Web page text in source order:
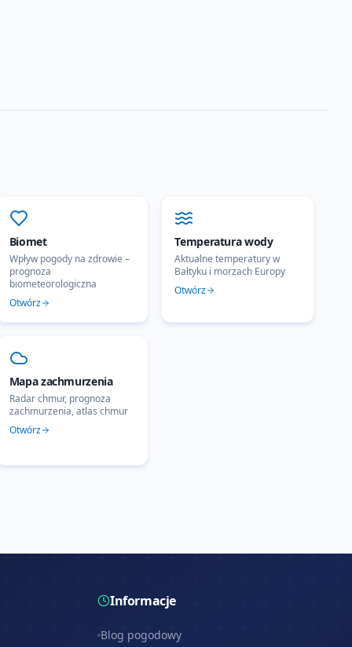
Biomet
Wpływ pogody na zdrowie –
prognoza
biometeorologiczna
Otwórz
Temperatura wody
Aktualne temperatury w
Bałtyku i morzach Europy
Otwórz
Mapa zachmurzenia
Radar chmur, prognoza
zachmurzenia, atlas chmur
Otwórz
Informacje
Blog pogodowy